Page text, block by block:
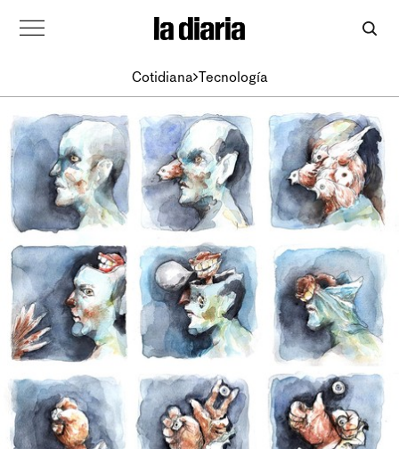
Cotidiana Tecnología